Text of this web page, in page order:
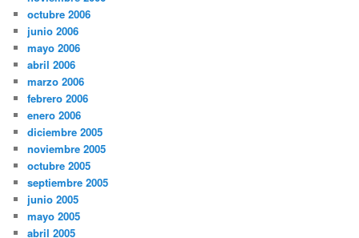
octubre 2006
junio 2006
mayo 2006
abril 2006
marzo 2006
febrero 2006
enero 2006
diciembre 2005
noviembre 2005
octubre 2005
septiembre 2005
junio 2005
mayo 2005
abril 2005